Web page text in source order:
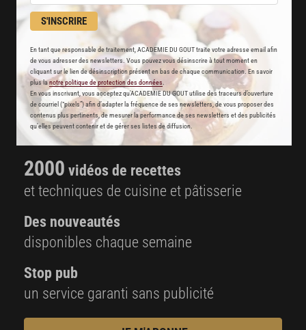
S'INSCRIRE
En tant que responsable de traitement, ACADEMIE DU GOUT traite votre adresse email afin
de vous adresser des newsletters. Vous pouvez vous désinscrire à tout moment en
cliquant sur le lien de désinscription présent en bas de chaque communication. En savoir
plus lanotre politique de protection des données
En vous inscrivant, vous acceptez qu'ACADEMIE DU GOUT utilise des traceurs d’ouverture
de courriel (“pixels”) afin d’adapter la fréquence de ses newsletters, de vous proposer des
contenus plus pertinents, de mesurer la performance de ses newsletters et des publicités
qu’elles peuvent contenir et de gérer ses listes de diffusion.
AVEC VOTRE ABONNEMENT
PREMIUM
LA CUISINE DES CHEFS, ENFIN ACCESSIBLE !
8000recettes exclusives
partagées par vos chefs préférés
2000 vidéos de recettes
et techniques de cuisine et pâtisserie
Des nouveautés
disponibles chaque semaine
Stop pub
un service garanti sans publicité